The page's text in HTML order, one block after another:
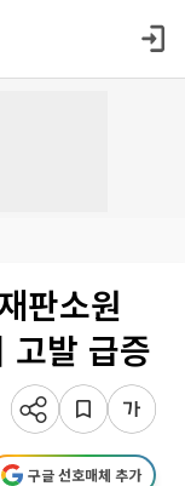
판소원
고발 급증
구글 선호매체 추가